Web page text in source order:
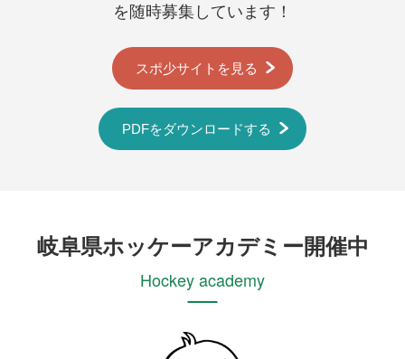
を随時募集しています！
スポ少サイトを見る
PDFをダウンロードする
岐阜県ホッケーアカデミー開催中
Hockey academy